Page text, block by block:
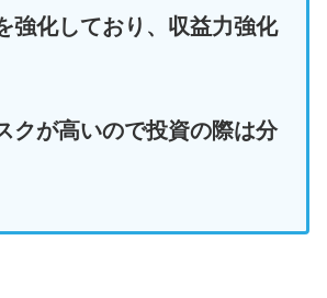
強化しており、収益力強化
クが高いので投資の際は分